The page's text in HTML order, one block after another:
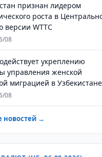
признан лидером
роста в
версии WTTC
08
укреплению
управления женской
миграцией в Узбекистане
08
новостей →